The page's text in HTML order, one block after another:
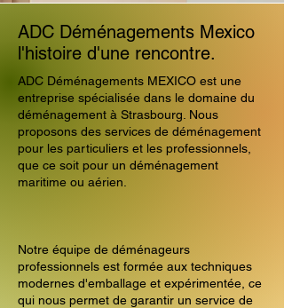
ADC Déménagements Mexico
l'histoire d'une rencontre.
ADC Déménagements MEXICO est une
entreprise spécialisée dans le domaine du
déménagement à Strasbourg. Nous
proposons des services de déménagement
pour les particuliers et les professionnels,
que ce soit pour un déménagement
maritime ou aérien.
Notre équipe de déménageurs
professionnels est formée aux techniques
modernes d'emballage et expérimentée, ce
qui nous permet de garantir un service de